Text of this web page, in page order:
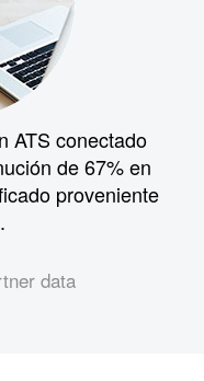
ATS conectado
de 67% en
proveniente
data